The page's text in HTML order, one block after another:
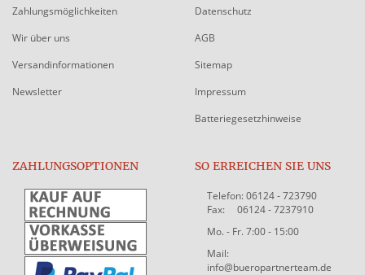
Zahlungsmöglichkeiten
Wir über uns
Versandinformationen
Newsletter
Datenschutz
AGB
Sitemap
Impressum
Batteriegesetzhinweise
ZAHLUNGSOPTIONEN SO ERREICHEN SIE UNS
Telefon: 06124 - 723790
Fax: 06124 - 7237910
Mo. - Fr. 7:00 - 15:00
Mail:
info@bueropartnerteam.de